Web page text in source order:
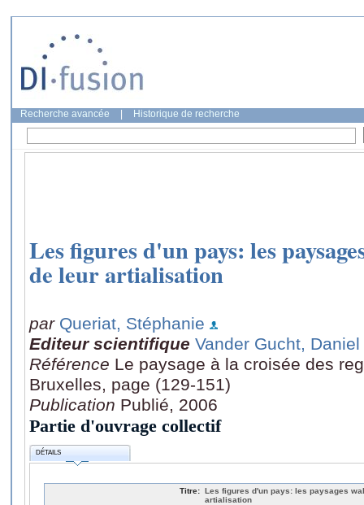
Recherche avancée Historique de recherche
Les figures d'un pays: les
de leur artialisation
par Queriat, Stéphanie
Editeur scientifique Vander Gucht, Daniel
Référence Le paysage à la croisée des
Bruxelles, page (129-151)
Publication Publié, 2006
Partie d'ouvrage collectif
DÉTAILS
Titre: Les figures d'un pays: les paysages
artialisation